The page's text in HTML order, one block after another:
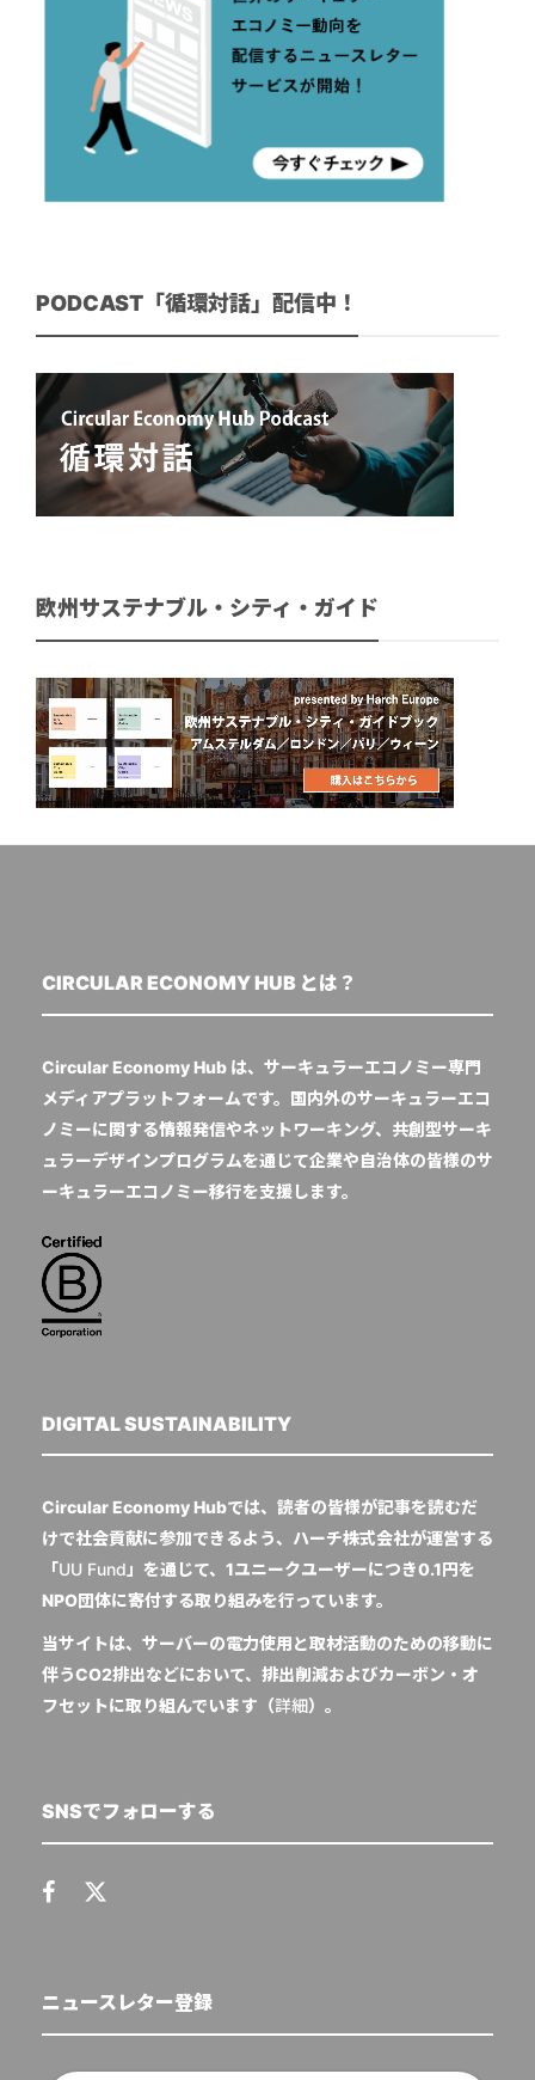
PODCAST「循環対話」配信中！
欧州サステナブル・シティ・ガイド
CIRCULAR ECONOMY HUB とは？
Circular Economy Hub は、サーキュラーエコノミー専門
メディアプラットフォームです。国内外のサーキュラーエコ
ノミーに関する情報発信やネットワーキング、共創型サーキ
ュラーデザインプログラムを通じて企業や自治体の皆様のサ
ーキュラーエコノミー移行を支援します。
DIGITAL SUSTAINABILITY
Circular Economy Hubでは、読者の皆様が記事を読むだ
けで社会貢献に参加できるよう、ハーチ株式会社が運営する
「UU Fund 」を通じて、1ユニークユーザーにつき0.1円を
NPO団体に寄付する取り組みを行っています。
当サイトは、サーバーの電力使用と取材活動のための移動に
伴うCO2排出などにおいて、排出削減およびカーボン・オ
フセットに取り組んでいます（詳細）。
SNSでフォローする
ニュースレター登録